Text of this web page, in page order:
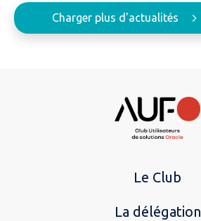
Charger plus d'actualités
Le Club
La délégation